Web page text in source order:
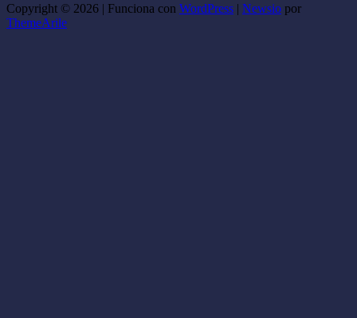
Copyright © 2026 | Funciona con WordPress | Newsio por
ThemeArile